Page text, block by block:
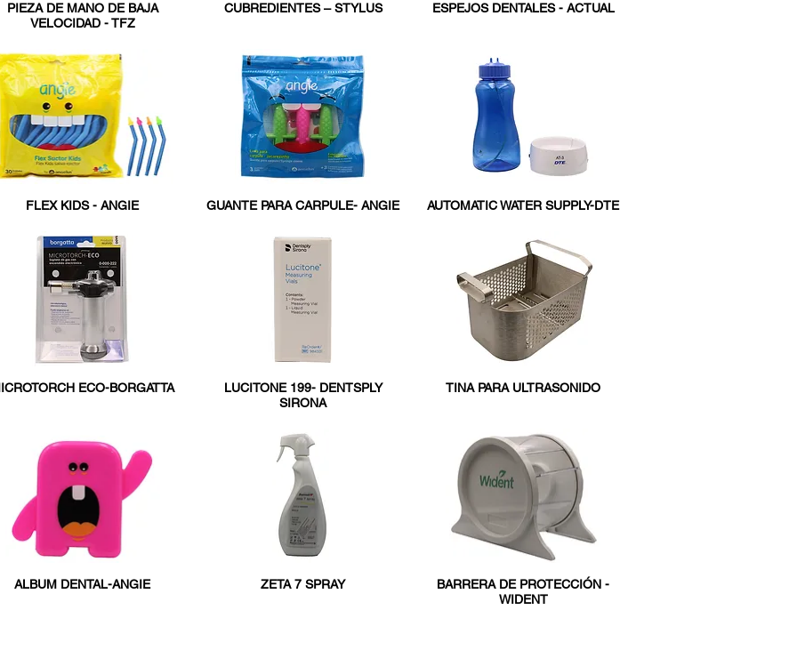
PIEZA DE MANO DE BAJA
VELOCIDAD - TFZ
CUBREDIENTES – STYLUS ESPEJOS DENTALES - ACTUAL
FLEX KIDS - ANGIE GUANTE PARA CARPULE- ANGIE AUTOMATIC WATER SUPPLY-DTE
ECO-BORGATTA
LUCITONE 199- DENTSPLY
SIRONA
TINA PARA ULTRASONIDO
ALBUM DENTAL-ANGIE ZETA 7 SPRAY
BARRERA DE PROTECCIÓN -
WIDENT